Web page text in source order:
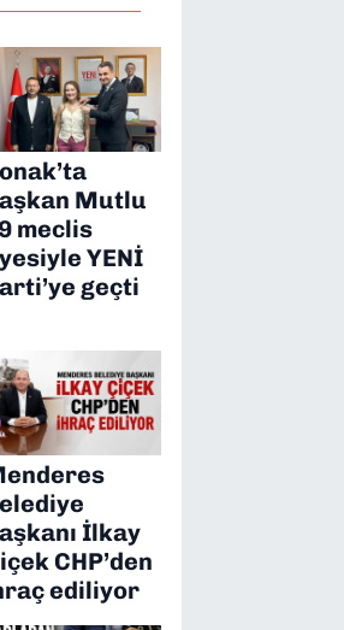
Mutlu
meclis
YENİ
geçti
İlkay
CHP’den
ediliyor